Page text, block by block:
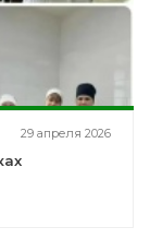
29 апреля 2026